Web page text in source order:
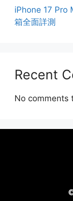
iPhone 17 Pro
箱全面詳測
Recent
No comments